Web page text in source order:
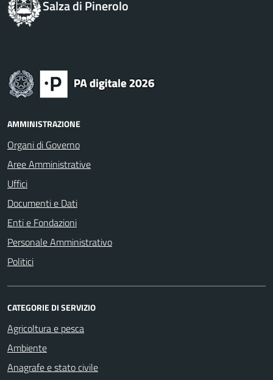
Salza di Pinerolo
AMMINISTRAZIONE
Organi di Governo
Aree Amministrative
Uffici
Documenti e Dati
Enti e Fondazioni
Personale Amministrativo
Politici
CATEGORIE DI SERVIZIO
Agricoltura e pesca
Ambiente
Anagrafe e stato civile